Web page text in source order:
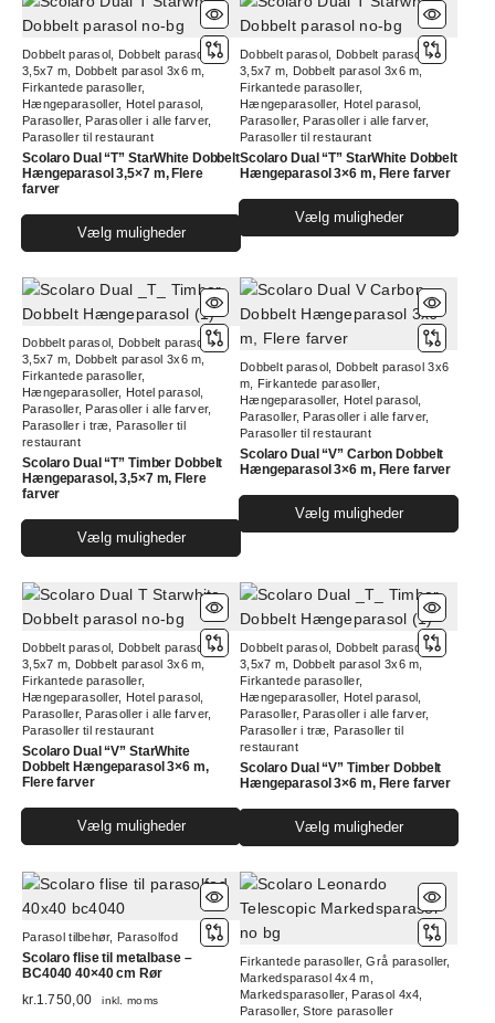
flere
varianter.
Mulighederne
kan
vælges
på
varesiden
Dobbelt parasol
Dobbelt parasol
3,5x7 m, Dobbelt parasol 3x6 m
Firkantede parasoller,
Hængeparasoller, Hotel parasol
Parasoller, Parasoller i alle farver,
Parasoller til restaurant
Scolaro Dual “T” StarWhite Dobbelt
Hængeparasol 3,5×7 m, Flere
farver
Vælg muligheder
vare
har
flere
varianter.
Mulighederne
kan
vælges
på
Dobbelt parasol
Dobbelt parasol
3,5x7 m, Dobbelt parasol 3x6 m
Firkantede parasoller,
Hængeparasoller, Hotel parasol
Parasoller, Parasoller i alle farver,
Parasoller til restaurant
Scolaro Dual “T” StarWhite Dobbelt
Hængeparasol 3×6 m, Flere farver
Vælg muligheder
vare
Dobbelt parasol
Dobbelt parasol
3,5x7 m, Dobbelt parasol 3x6 m
Firkantede parasoller,
Hængeparasoller, Hotel parasol
Parasoller, Parasoller i alle farver,
Parasoller i træ
Parasoller til
restaurant
Scolaro Dual “T” Timber Dobbelt
Hængeparasol, 3,5×7 m, Flere
farver
Vælg muligheder
Dette
vare
har
flere
varianter.
Mulighederne
kan
vælges
på
varesiden
Dobbelt parasol
Dobbelt parasol 3x6
m
Firkantede parasoller,
Hængeparasoller, Hotel parasol
Parasoller, Parasoller i alle farver,
Parasoller til restaurant
Scolaro Dual “V” Carbon Dobbelt
Hængeparasol 3×6 m, Flere farver
Vælg muligheder
vare
Dobbelt parasol
Dobbelt parasol
3,5x7 m, Dobbelt parasol 3x6 m
Firkantede parasoller,
Hængeparasoller, Hotel parasol
Parasoller, Parasoller i alle farver,
Parasoller til restaurant
Scolaro Dual “V” StarWhite
Dobbelt Hængeparasol 3×6 m,
Flere farver
Vælg muligheder
vare
flere
varianter.
Mulighederne
kan
vælges
på
Dobbelt parasol
Dobbelt parasol
3,5x7 m, Dobbelt parasol 3x6 m
Firkantede parasoller,
Hængeparasoller, Hotel parasol
Parasoller, Parasoller i alle farver,
Parasoller i træ
Parasoller til
restaurant
Scolaro Dual “V” Timber Dobbelt
Hængeparasol 3×6 m, Flere farver
Vælg muligheder
vare
Parasol tilbehør, Parasolfod
Scolaro flise til metalbase –
BC4040 40×40 cm Rør
kr.1.750,00 inkl. moms
Firkantede parasoller,Grå parasoller,
Markedsparasol 4x4 m
Markedsparasoller, Parasol 4x4
Parasoller,Store parasoller